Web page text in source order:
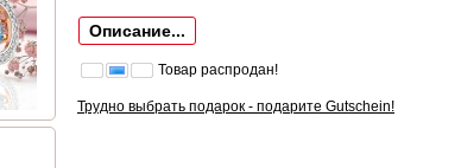
Описание...
Товар распродан!
Трудно выбрать подарок - подарите Gutschein!